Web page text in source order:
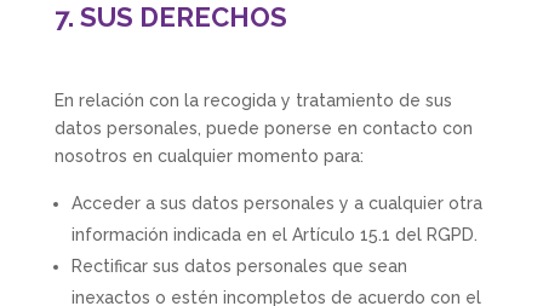
7. SUS DERECHOS
En relación con la recogida y tratamiento de sus
datos personales, puede ponerse en contacto con
nosotros en cualquier momento para:
Acceder a sus datos personales y a cualquier otra
información indicada en el Artículo 15.1 del RGPD.
Rectificar sus datos personales que sean
inexactos o estén incompletos de acuerdo con el